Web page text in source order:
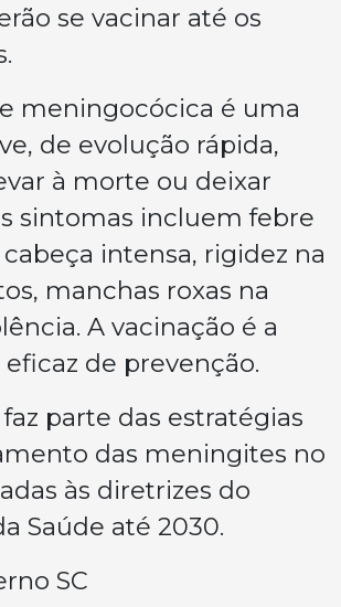
se vacinar até os
meningocócica é uma
de evolução rápida,
à morte ou deixar
sintomas incluem febre
intensa, rigidez na
manchas roxas na
A vacinação é a
de prevenção.
parte das estratégias
das meningites no
às diretrizes do
Saúde até 2030.
SC